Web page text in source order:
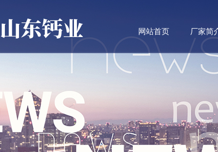
网站首页 厂家简